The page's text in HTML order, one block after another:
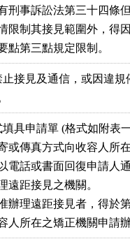
刑事訴訟法第三十四條
限制其接見範圍外，得
點第三點規定限制。
接見及通信，或因違規
具申請單 (格式如附表
或傳真方式向收容人所
電話或書面回復申請人
辦理遠距接見之機
辦理遠距接見者，得於
人所在之矯正機關申請